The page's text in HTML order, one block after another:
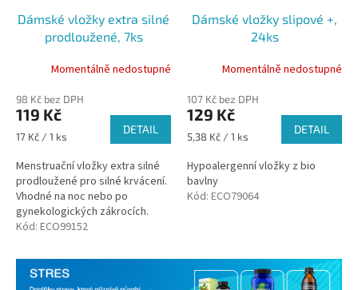
Dámské vložky extra silné
prodloužené, 7ks
Momentálně nedostupné
98 Kč bez DPH
119 Kč
Měrná
17 Kč / 1 ks
DETAIL
Menstruační vložky extra silné
prodloužené pro silné krvácení.
Vhodné na noc nebo po
gynekologických zákrocích.
Vložky Organyc jsou vyrobeny
Kód: ECO99152
Dámské vložky slipové +,
24ks
Momentálně nedostupné
107 Kč bez DPH
129 Kč
Měrná
5,38 Kč / 1 ks
DETAIL
Hypoalergenní vložky z bio
bavlny
Kód: ECO79064